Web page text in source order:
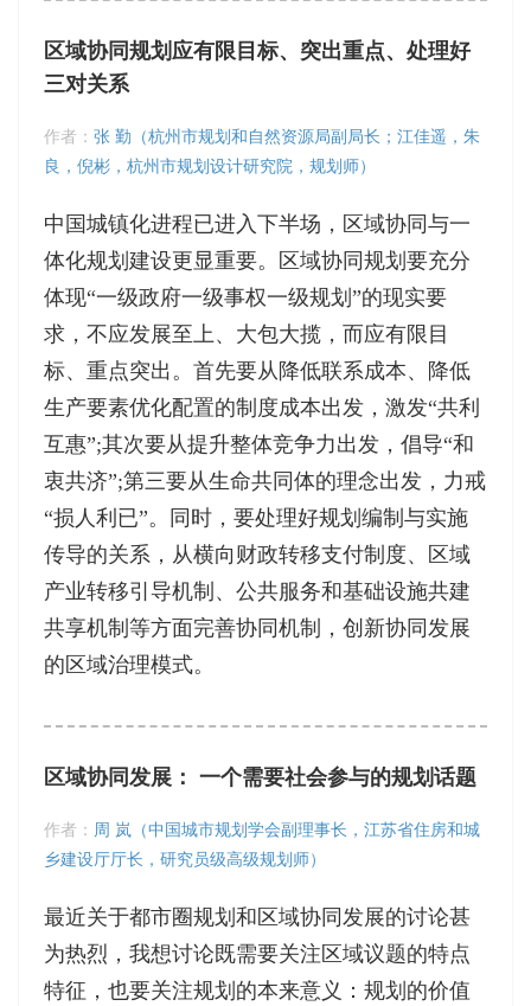
区域协同规划应有限目标、突出重点、处理好
三对关系
作者： 张 勤（杭州市规划和自然资源局副局长；江佳遥，朱
良，倪彬，杭州市规划设计研究院，规划师）
中国城镇化进程已进入下半场，区域协同与一
体化规划建设更显重要。区域协同规划要充分
体现“一级政府一级事权一级规划”的现实要
求，不应发展至上、大包大揽，而应有限目
标、重点突出。首先要从降低联系成本、降低
生产要素优化配置的制度成本出发，激发“共利
互惠”;其次要从提升整体竞争力出发，倡导“和
衷共济”;第三要从生命共同体的理念出发，力戒
“损人利已”。同时，要处理好规划编制与实施
传导的关系，从横向财政转移支付制度、区域
产业转移引导机制、公共服务和基础设施共建
共享机制等方面完善协同机制，创新协同发展
的区域治理模式。
区域协同发展： 一个需要社会参与的规划话题
作者： 周 岚（中国城市规划学会副理事长，江苏省住房和城
乡建设厅厅长，研究员级高级规划师）
最近关于都市圈规划和区域协同发展的讨论甚
为热烈，我想讨论既需要关注区域议题的特点
特征，也要关注规划的本来意义：规划的价值